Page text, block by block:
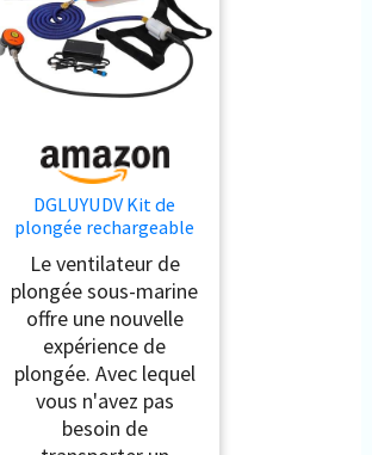
DGLUYUDV Kit de
plongée rechargeable
- Système de plongée
sans réservoir
approuvé par les
compagnies aériennes
avec tuyau, régulateur
de respiration de
plongée, batterie
remplaçable, système
de
Le ventilateur de
plongée sous-marine
offre une nouvelle
expérience de
plongée. Avec lequel
vous n'avez pas
besoin de